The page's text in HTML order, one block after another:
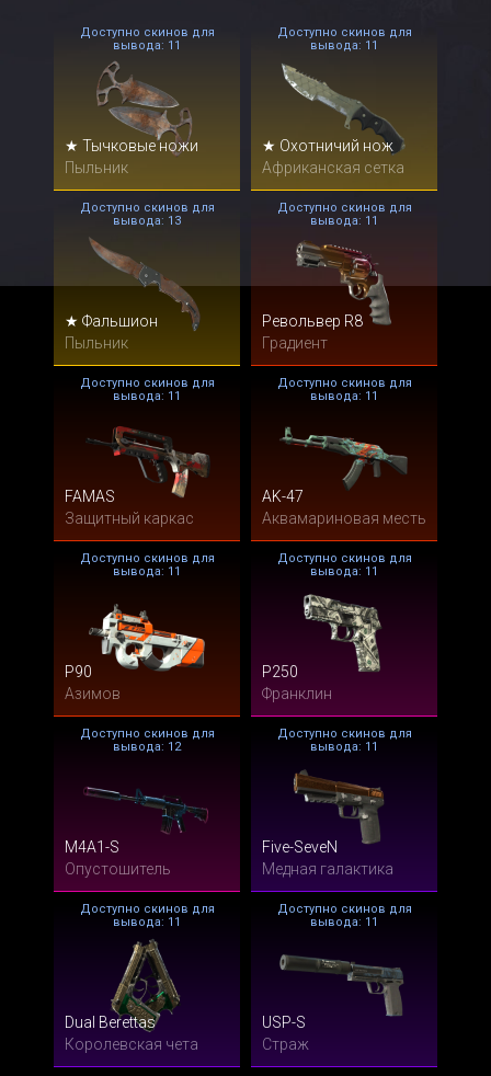
★ Тычковые ножи
Пыльник
Доступно скинов для
вывода: 11
★ Охотничий нож
Африканская сетка
Доступно скинов для
вывода: 11
★ Фальшион
Пыльник
Доступно скинов для
вывода: 13
Револьвер R8
Градиент
Доступно скинов для
вывода: 11
FAMAS
Защитный каркас
Доступно скинов для
вывода: 11
AK-47
Аквамариновая месть
Доступно скинов для
вывода: 11
P90
Азимов
Доступно скинов для
вывода: 11
P250
Франклин
Доступно скинов для
вывода: 11
M4A1-S
Опустошитель
Доступно скинов для
вывода: 12
Five-SeveN
Медная галактика
Доступно скинов для
вывода: 11
Dual Berettas
Королевская чета
Доступно скинов для
вывода: 11
USP-S
Страж
Доступно скинов для
вывода: 11